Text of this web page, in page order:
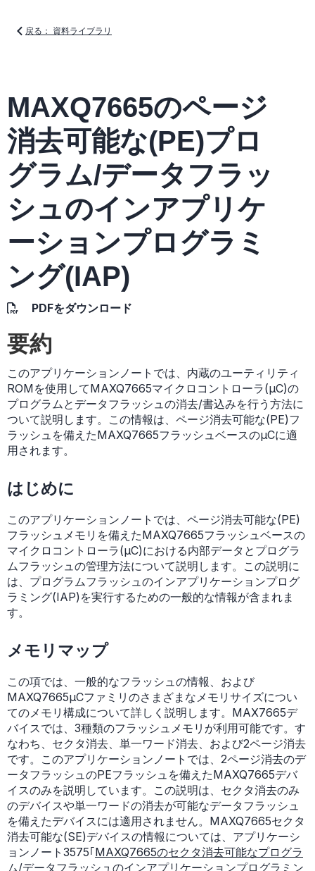
戻る： 資料ライブラリ
MAXQ7665のページ
消去可能な(PE)プロ
グラム/データフラッ
シュのインアプリケ
ーションプログラミ
ング(IAP)
PDFをダウンロード
要約
このアプリケーションノートでは、内蔵のユーティリティ
ROMを使用してMAXQ7665マイクロコントローラ(µC)の
プログラムとデータフラッシュの消去/書込みを行う方法に
ついて説明します。この情報は、ページ消去可能な(PE)フ
ラッシュを備えたMAXQ7665フラッシュベースのµCに適
用されます。
はじめに
このアプリケーションノートでは、ページ消去可能な(PE)
フラッシュメモリを備えたMAXQ7665フラッシュベースの
マイクロコントローラ(µC)における内部データとプログラ
ムフラッシュの管理方法について説明します。この説明に
は、プログラムフラッシュのインアプリケーションプログ
ラミング(IAP)を実行するための一般的な情報が含まれま
す。
メモリマップ
この項では、一般的なフラッシュの情報、および
MAXQ7665µCファミリのさまざまなメモリサイズについ
てのメモリ構成について詳しく説明します。MAX7665デ
バイスでは、3種類のフラッシュメモリが利用可能です。す
なわち、セクタ消去、単一ワード消去、および2ページ消去
です。このアプリケーションノートでは、2ページ消去のデ
ータフラッシュのPEフラッシュを備えたMAXQ7665デバ
イスのみを説明しています。この説明は、セクタ消去のみ
のデバイスや単一ワードの消去が可能なデータフラッシュ
を備えたデバイスには適用されません。MAXQ7665セクタ
消去可能な(SE)デバイスの情報については、アプリケーシ
ョンノート3575｢MAXQ7665のセクタ消去可能なプログラ
ム/データフラッシュのインアプリケーションプログラミン